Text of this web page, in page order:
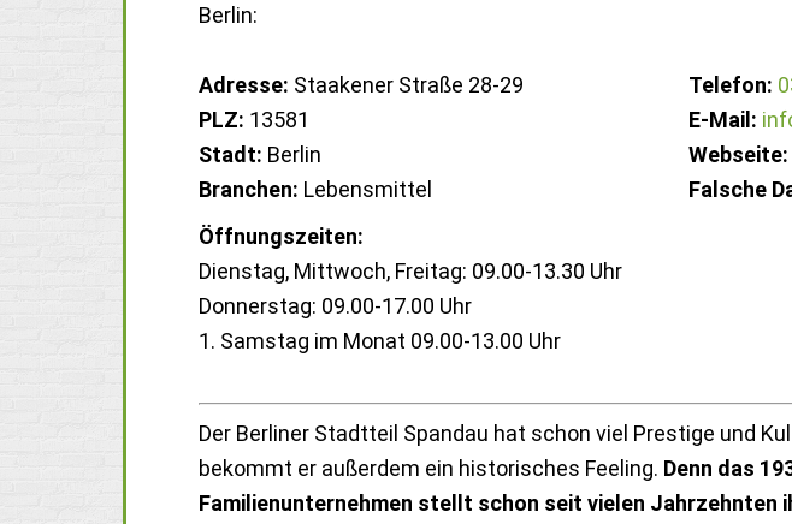
Berlin:
Adresse: Staakener Straße 28-29
PLZ: 13581
Stadt: Berlin
Branchen: Lebensmittel
Telefon:
E-Mail:
Webseite:
Falsche
Öffnungszeiten:
Dienstag, Mittwoch, Freitag: 09.00-13.30 Uhr
Donnerstag: 09.00-17.00 Uhr
1. Samstag im Monat 09.00-13.00 Uhr
Der Berliner Stadtteil Spandau hat schon viel Prestige und
bekommt er außerdem ein historisches Feeling. Denn das
Familienunternehmen stellt schon seit vielen Jahrzehnten